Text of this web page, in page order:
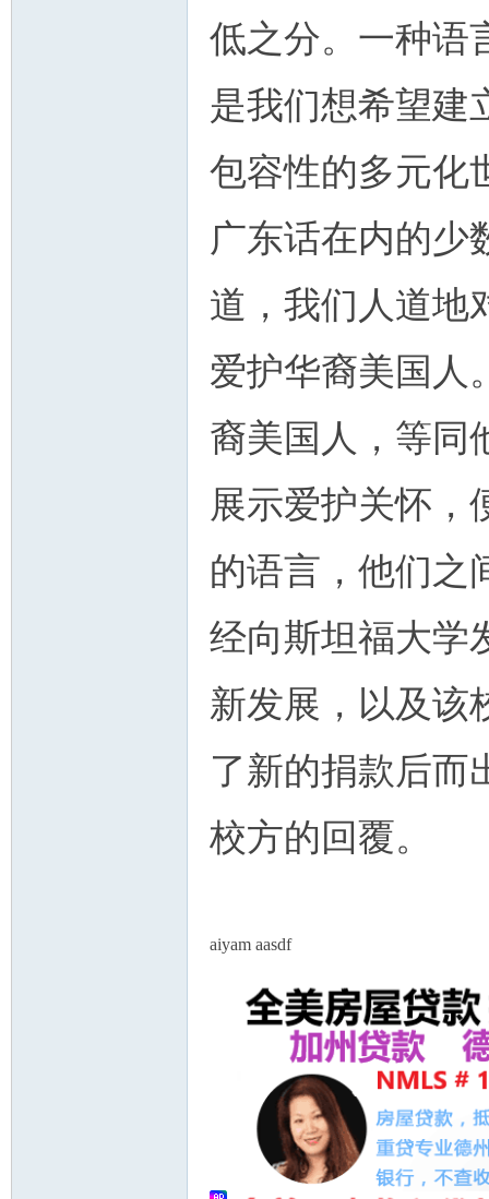
低之分。一种语
是我们想希望建
包容性的多元化
广东话在内的少
道，我们人道地
爱护华裔美国人
裔美国人，等同
展示爱护关怀，
的语言，他们之
经向斯坦福大学
新发展，以及该
了新的捐款后而
校方的回覆。
aiyam aasdf